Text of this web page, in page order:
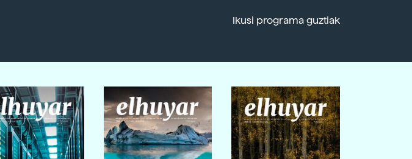
Ikusi programa guztiak